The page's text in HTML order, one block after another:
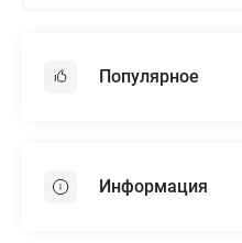
Популярное
Пенопласт
Информация